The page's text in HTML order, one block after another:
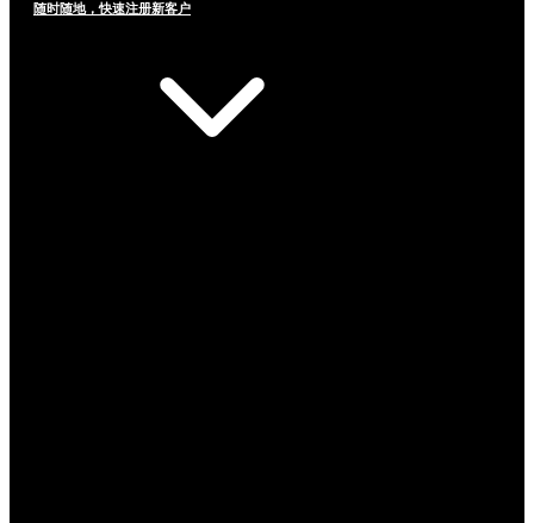
随时随地，快速注册新客户